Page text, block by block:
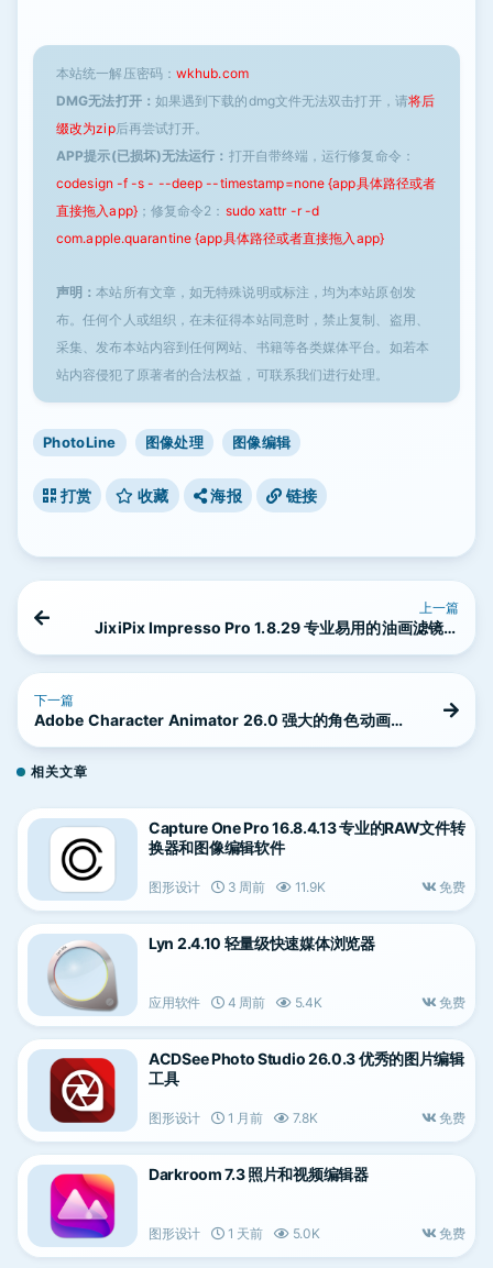
本站统一解压密码： wkhub.com
DMG无法打开： 如果遇到下载的dmg文件无法双击打开，请将后
缀改为zip后再尝试打开。
APP提示(已损坏)无法运行： 打开自带终端，运行修复命令：
codesign -f -s - --deep --timestamp=none {app具体路径或者
直接拖入app}；修复命令2： sudo xattr -r -d
com.apple.quarantine {app具体路径或者直接拖入app}
声明：本站所有文章，如无特殊说明或标注，均为本站原创发
布。任何个人或组织，在未征得本站同意时，禁止复制、盗用、
采集、发布本站内容到任何网站、书籍等各类媒体平台。如若本
站内容侵犯了原著者的合法权益，可联系我们进行处理。
PhotoLine 图像处理 图像编辑
打赏 收藏 海报 链接
上一篇
JixiPix Impresso Pro 1.8.29 专业易用的油画滤镜软
下一篇
Adobe Character Animator 26.0 强大的角色动画制
相关文章
Capture One Pro 16.8.4.13 专业的RAW文件转
换器和图像编辑软件
图形设计 3 周前 11.9K 免费
Lyn 2.4.10 轻量级快速媒体浏览器
应用软件 4 周前 5.4K 免费
ACDSee Photo Studio 26.0.3 优秀的图片编辑
工具
图形设计 1 月前 7.8K 免费
Darkroom 7.3 照片和视频编辑器
图形设计 1 天前 5.0K 免费